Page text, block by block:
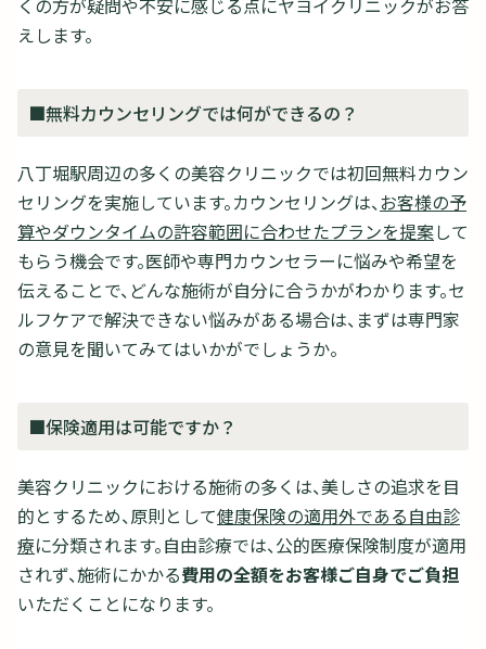
くの方が疑問や不安に感じる点にヤヨイクリニックがお答
えします。
■無料カウンセリングでは何ができるの？
八丁堀駅周辺の多くの美容クリニックでは初回無料カウン
セリングを実施しています。カウンセリングは、お客様の予
算やダウンタイムの許容範囲に合わせたプランを提案して
もらう機会です。医師や専門カウンセラーに悩みや希望を
伝えることで、どんな施術が自分に合うかがわかります。セ
ルフケアで解決できない悩みがある場合は、まずは専門家
の意見を聞いてみてはいかがでしょうか。
■保険適用は可能ですか？
美容クリニックにおける施術の多くは、美しさの追求を目
的とするため、原則として健康保険の適用外である自由診
療に分類されます。自由診療では、公的医療保険制度が適用
されず、施術にかかる費用の全額をお客様ご自身でご負担
いただくことになります。